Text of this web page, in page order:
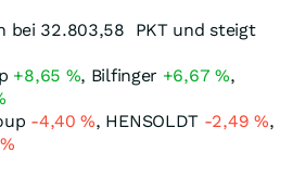
bei 32.803,58
PKTund steigt
+8,65 %, Bilfinger +6,67 %,
-4,40%, HENSOLDT -2,49 %,
%